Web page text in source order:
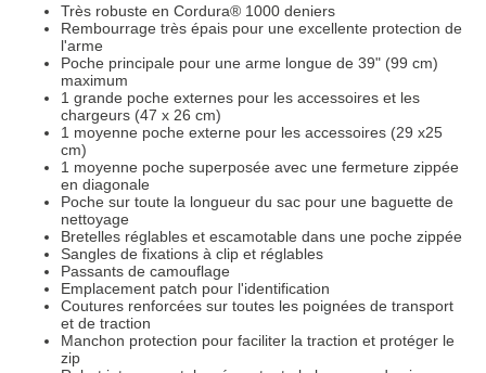
Très robuste en Cordura® 1000 deniers
Rembourrage très épais pour une excellente protection de
l'arme
Poche principale pour une arme longue de 39" (99 cm)
maximum
1 grande poche externes pour les accessoires et les
chargeurs (47 x 26 cm)
1 moyenne poche externe pour les accessoires (29 x25
cm)
1 moyenne poche superposée avec une fermeture zippée
en diagonale
Poche sur toute la longueur du sac pour une baguette de
nettoyage
Bretelles réglables et escamotable dans une poche zippée
Sangles de fixations à clip et réglables
Passants de camouflage
Emplacement patch pour l'identification
Coutures renforcées sur toutes les poignées de transport
et de traction
Manchon protection pour faciliter la traction et protéger le
zip